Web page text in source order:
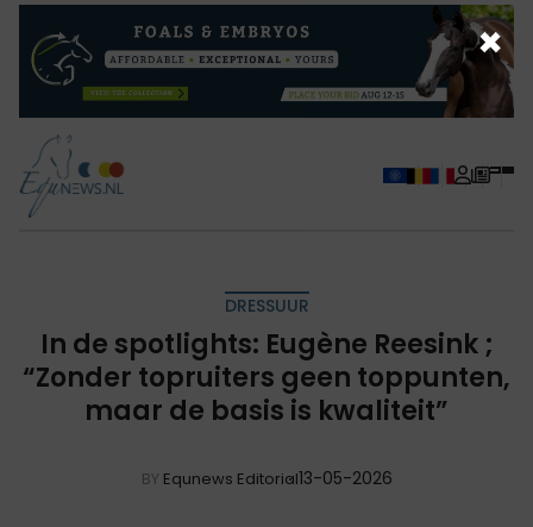
DRESSUUR
In de spotlights: Eugène Reesink ;
“Zonder topruiters geen toppunten,
maar de basis is kwaliteit”
BY Equnews Editorial13-05-2026
×